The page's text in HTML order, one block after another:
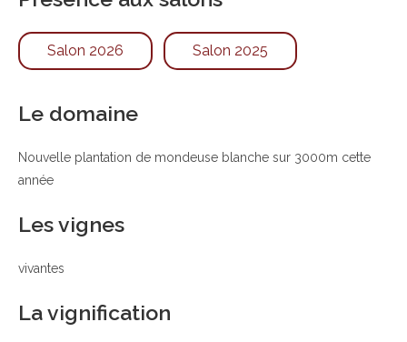
Salon 2026 Salon 2025
Le domaine
Nouvelle plantation de mondeuse blanche sur 3000m cette
année
Les vignes
vivantes
La vignification